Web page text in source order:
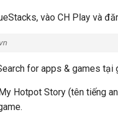
vào CH Play và
for apps & games tại
Hotpot Story (tên tiếng